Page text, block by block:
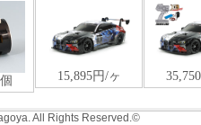
All Rights Reserved.©